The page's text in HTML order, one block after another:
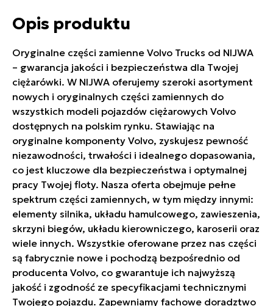
Opis produktu
Oryginalne części zamienne Volvo Trucks od NIJWA
– gwarancja jakości i bezpieczeństwa dla Twojej
ciężarówki. W NIJWA oferujemy szeroki asortyment
nowych i oryginalnych części zamiennych do
wszystkich modeli pojazdów ciężarowych Volvo
dostępnych na polskim rynku. Stawiając na
oryginalne komponenty Volvo, zyskujesz pewność
niezawodności, trwałości i idealnego dopasowania,
co jest kluczowe dla bezpieczeństwa i optymalnej
pracy Twojej floty. Nasza oferta obejmuje pełne
spektrum części zamiennych, w tym między innymi:
elementy silnika, układu hamulcowego, zawieszenia,
skrzyni biegów, układu kierowniczego, karoserii oraz
wiele innych. Wszystkie oferowane przez nas części
są fabrycznie nowe i pochodzą bezpośrednio od
producenta Volvo, co gwarantuje ich najwyższą
jakość i zgodność ze specyfikacjami technicznymi
Twojego pojazdu. Zapewniamy fachowe doradztwo